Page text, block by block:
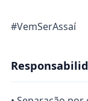
#VemSerAssaí